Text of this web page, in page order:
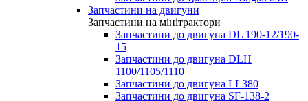
Запчастини на двигуни
Запчастини на мінітрактори
Запчастини до двигуна DL 190-12/190-
15
Запчастини до двигуна DLH
1100/1105/1110
Запчастини до двигуна LL380
Запчастини до двигуна SF-138-2